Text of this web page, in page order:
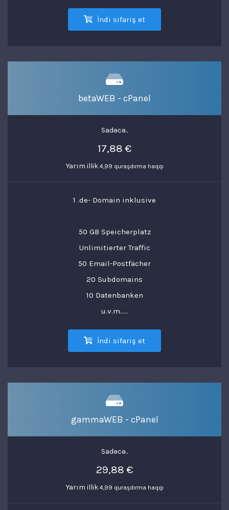
İndi sifariş et
betaWEB - cPanel
Sadəcə..
17,88 €
Yarım illik 4,99 quraşdırma haqqı
1 .de- Domain inklusive
50 GB Speicherplatz
Unlimitierter Traffic
50 Email-Postfächer
20 Subdomains
10 Datenbanken
u.v.m.....
İndi sifariş et
gammaWEB - cPanel
Sadəcə..
29,88 €
Yarım illik 4,99 quraşdırma haqqı